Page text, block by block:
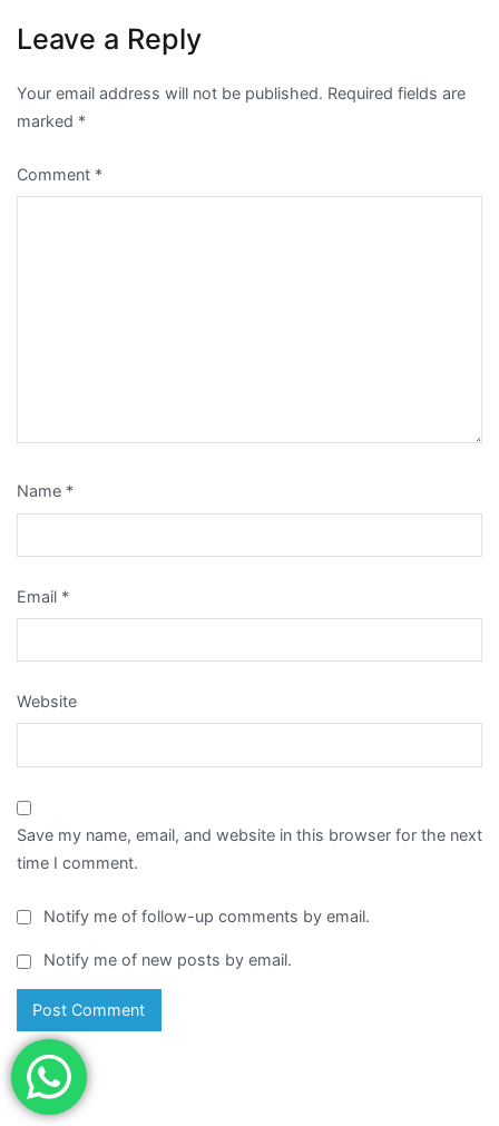
Leave a Reply
Your email address will not be published. Required fields are
marked *
Comment *
Name *
Email *
Website
Save my name, email, and website in this browser for the next
time I comment.
Notify me of follow-up comments by email.
Notify me of new posts by email.